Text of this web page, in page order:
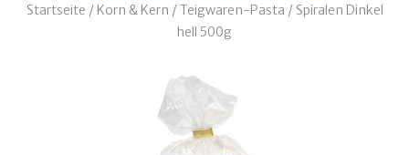
Startseite / Korn & Kern /Teigwaren-Pasta / Spiralen Dinkel
hell 500g